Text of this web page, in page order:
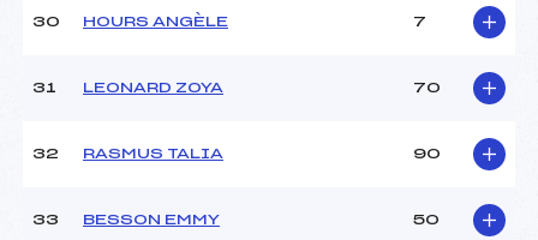
30 HOURS ANGÈLE 7
31 LEONARD ZOYA 70
32 RASMUS TALIA 90
33 BESSON EMMY 50